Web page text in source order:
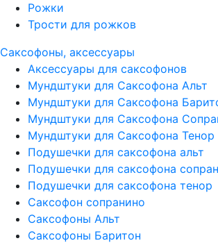
Рожки
Трости для рожков
Саксофоны, аксессуары
Аксессуары для саксофонов
Мундштуки для Саксофона Альт
Мундштуки для Саксофона
Мундштуки для Саксофона
Мундштуки для Саксофона Тенор
Подушечки для саксофона альт
Подушечки для саксофона
Подушечки для саксофона тенор
Саксофон сопранино
Саксофоны Альт
Саксофоны Баритон